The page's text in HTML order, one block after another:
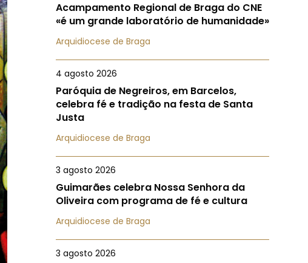
Acampamento Regional de Braga do CNE
«é um grande laboratório de humanidade»
Arquidiocese de Braga
4 agosto 2026
Paróquia de Negreiros, em Barcelos,
celebra fé e tradição na festa de Santa
Justa
Arquidiocese de Braga
3 agosto 2026
Guimarães celebra Nossa Senhora da
Oliveira com programa de fé e cultura
Arquidiocese de Braga
3 agosto 2026